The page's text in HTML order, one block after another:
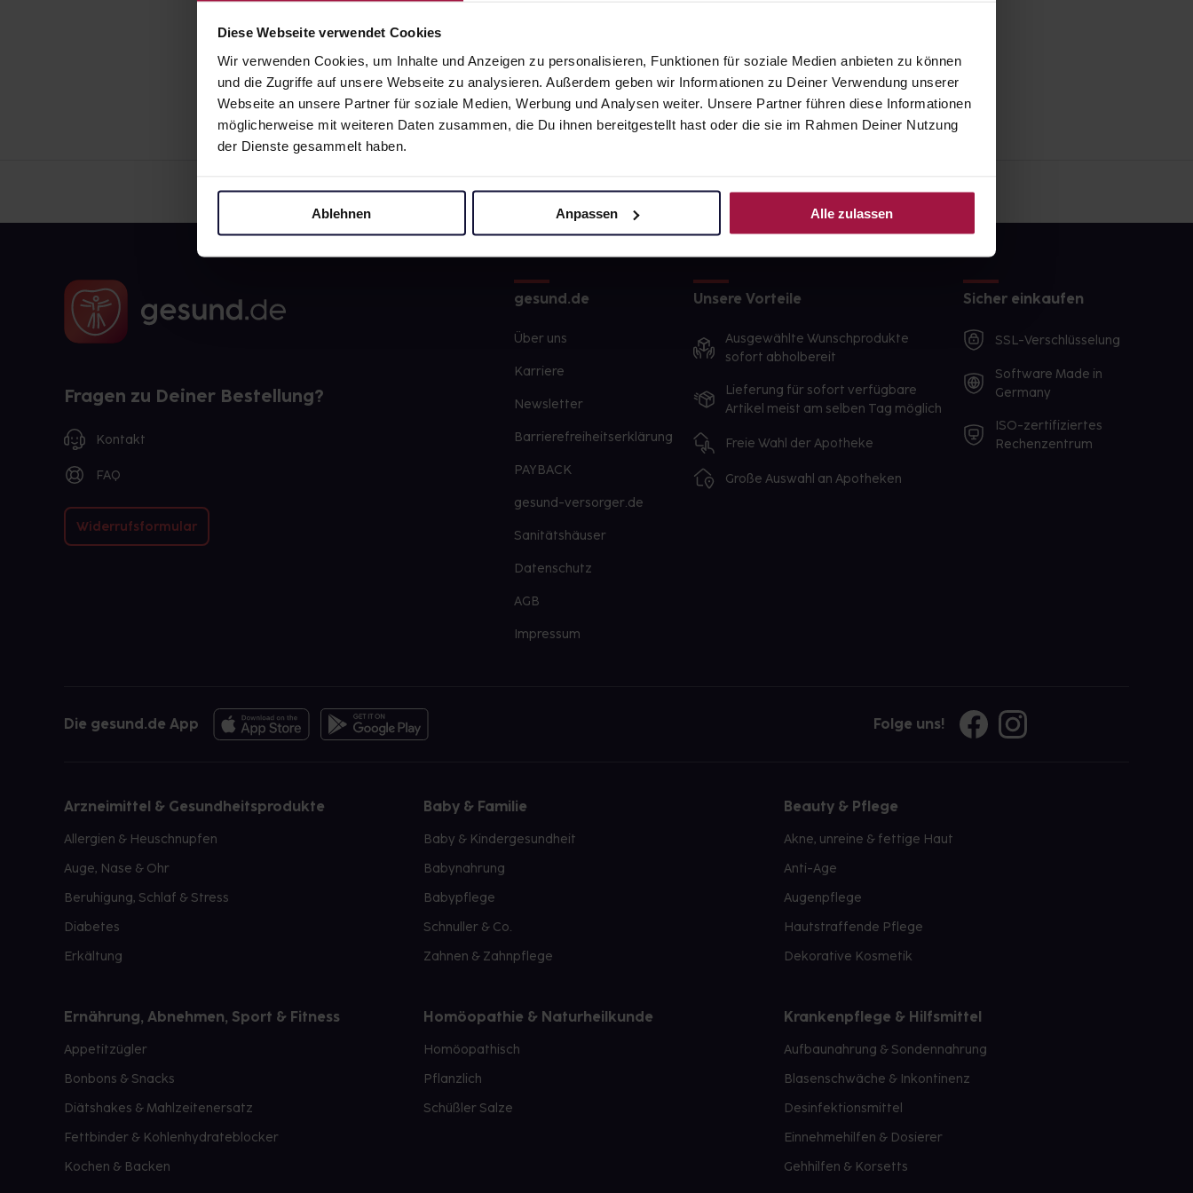
Diese Webseite verwendet Cookies
Wir verwenden Cookies, um Inhalte und Anzeigen zu personalisieren, Funktionen für soziale Medien anbieten zu können
und die Zugriffe auf unsere Webseite zu analysieren. Außerdem geben wir Informationen zu Deiner Verwendung unserer
Webseite an unsere Partner für soziale Medien, Werbung und Analysen weiter. Unsere Partner führen diese Informationen
möglicherweise mit weiteren Daten zusammen, die Du ihnen bereitgestellt hast oder die sie im Rahmen Deiner Nutzung
der Dienste gesammelt haben.
Ablehnen Anpassen Alle zulassen
Fragen zu Deiner Bestellung?
Kontakt
FAQ
Widerrufsformular
gesund.de
Über uns
Karriere
Newsletter
Barrierefreiheitserklärung
PAYBACK
gesund-versorger.de
Sanitätshäuser
Datenschutz
AGB
Impressum
Unsere Vorteile
Ausgewählte Wunschprodukte
sofort abholbereit
Lieferung für sofort verfügbare
Artikel meist am selben Tag möglich
Freie Wahl der Apotheke
Große Auswahl an Apotheken
Sicher einkaufen
SSL-Verschlüsselung
Software Made in
Germany
ISO-zertifiziertes
Rechenzentrum
Die gesund.de App Folge uns!
Arzneimittel & Gesundheitsprodukte
Allergien & Heuschnupfen
Auge, Nase & Ohr
Beruhigung, Schlaf & Stress
Diabetes
Erkältung
Baby & Familie
Baby & Kindergesundheit
Babynahrung
Babypflege
Schnuller & Co.
Zahnen & Zahnpflege
Beauty & Pflege
Akne, unreine & fettige Haut
Anti-Age
Augenpflege
Hautstraffende Pflege
Dekorative Kosmetik
Ernährung, Abnehmen, Sport & Fitness
Appetitzügler
Bonbons & Snacks
Diätshakes & Mahlzeitenersatz
Fettbinder & Kohlenhydrateblocker
Kochen & Backen
Homöopathie & Naturheilkunde
Homöopathisch
Pflanzlich
Schüßler Salze
Krankenpflege & Hilfsmittel
Aufbaunahrung & Sondennahrung
Blasenschwäche & Inkontinenz
Desinfektionsmittel
Einnehmehilfen & Dosierer
Gehhilfen & Korsetts